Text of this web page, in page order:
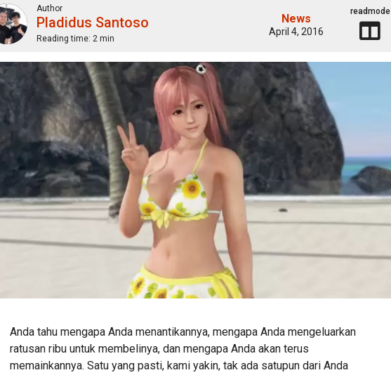
Author
Pladidus Santoso
Reading time: 2 min
News
April 4, 2016
readmode
Anda tahu mengapa Anda menantikannya, mengapa Anda mengeluarkan
ratusan ribu untuk membelinya, dan mengapa Anda akan terus
memainkannya. Satu yang pasti, kami yakin, tak ada satupun dari Anda